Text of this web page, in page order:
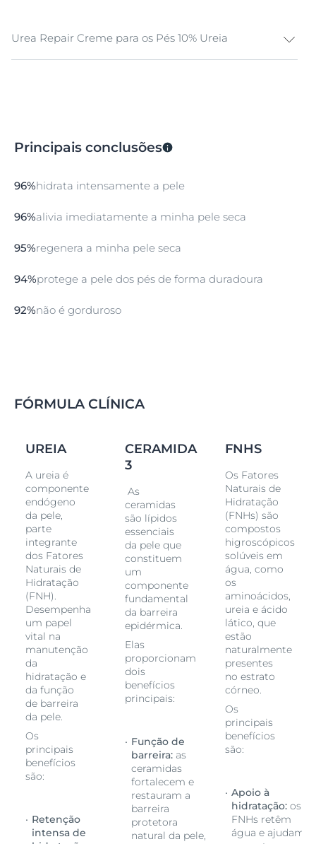
Urea Repair Creme para os Pés 10% Ureia
Enriquecida comUreia, Ceramidas e outros Factores
Naturais de Hidratação (FNH), esta fórmula está
hidratação intensa da pele, com resultados que duram
fortalece a barreira de lípidos natural da pele, suaviza a
pele extremamente seca e repara os a zona dos
calcanhares.
Principais conclusões
96%hidrata intensamente a pele
96%alivia imediatamente a minha pele seca
95%regenera a minha pele seca
94%protege a pele dos pés de forma duradoura
92%não é gorduroso
FÓRMULA CLÍNICA
UREIA
A ureia é
componente
endógeno
da pele,
parte
integrante
dos Fatores
Naturais de
Hidratação
(FNH).
Desempenha
um papel
vital na
manutenção
da
hidratação e
da função
de barreira
da pele.
Os
principais
benefícios
são:
Retenção
intensa de
CERAMIDA
3
As
ceramidas
são lípidos
essenciais
da pele que
constituem
um
componente
fundamental
da barreira
epidérmica.
Elas
proporcionam
dois
benefícios
principais:
Função de
barreira: as
ceramidas
fortalecem e
restauram a
barreira
protetora
natural da pele,
FNHS
Os Fatores
Naturais de
Hidratação
(FNHs) são
compostos
higroscópicos
solúveis em
água, como
os
aminoácidos,
ureia e ácido
lático, que
estão
naturalmente
presentes
no estrato
córneo.
Os
principais
benefícios
são:
Apoio à
hidratação:os
FNHs retêm
água e ajudam